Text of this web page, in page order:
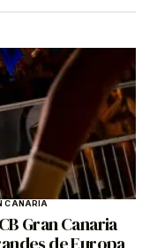
CANARIA
Gran Canaria